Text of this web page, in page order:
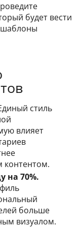
будет вести
шаблоны
стиль
влияет
контентом.
на 70%.
больше
визуалом.